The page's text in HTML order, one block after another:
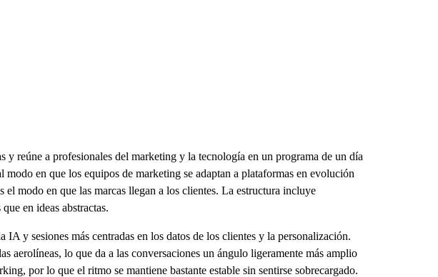
reúne a profesionales del marketing y la tecnología en un programa de un día
en que los equipos de marketing se adaptan a plataformas en evolución
modo en que las marcas llegan a los clientes. La estructura incluye
en ideas abstractas.
y sesiones más centradas en los datos de los clientes y la personalización.
aerolíneas, lo que da a las conversaciones un ángulo ligeramente más amplio
por lo que el ritmo se mantiene bastante estable sin sentirse sobrecargado.